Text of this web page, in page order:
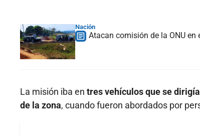
Nación
Atacan comisión de la ONU
La misión iba en tres vehículos que se
de la zona, cuando fueron abordados por